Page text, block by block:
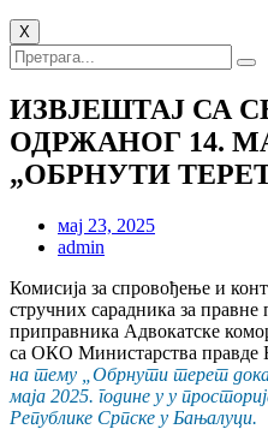
X
ИЗВЈЕШТАЈ СА
ОДРЖАНОГ 14.
„ОБРНУТИ
мај 23, 2025
admin
Комисија за спровођење и
стручних сарадника за правне
приправника Адвокатске
са ОКО Министарства правде
на тему „ Обрнути терет
маја 2025. године у у
Републике Српске у Бањалуци.